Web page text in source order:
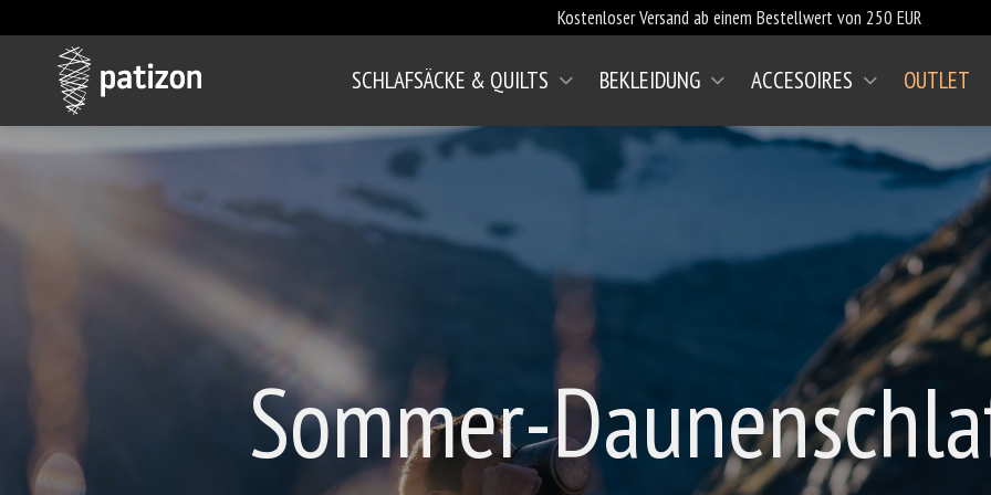
Kostenloser Versand ab einem Bestellwert von 250 EUR
SCHLAFSÄCKE & QUILTS BEKLEIDUNG ACCESOIRES OUTLET
Sommer-